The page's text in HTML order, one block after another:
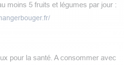
moins 5 fruits et légumes par jour :
pour la santé. A consommer avec